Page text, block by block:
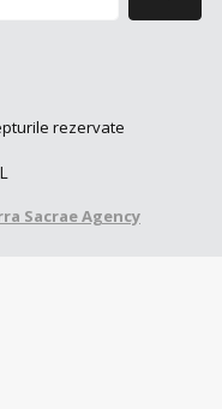
rezervate
Sacrae Agency